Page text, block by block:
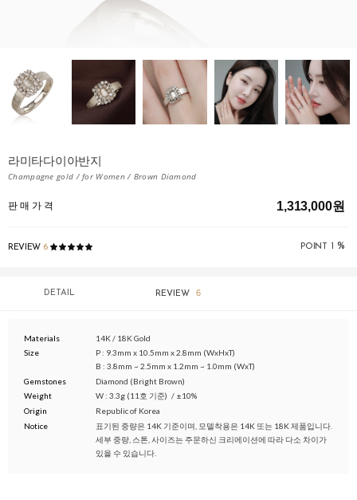
라미타다이아반지
Champagne gold / for Women / Brown Diamond
판 매 가 격 1,313,000원
POINT %
REVIEW 6
DETAIL REVIEW 6
Materials
14K / 18K Gold
Size
P : 9.3mm x 10.5mm x 2.8mm (WxHxT)
B : 3.8mm ~ 2.5mm x 1.2mm ~ 1.0mm (WxT)
Gemstones
Diamond (Bright Brown)
Weight
W : 3.3g (11호 기준) / ±10%
Origin
Republic of Korea
Notice
표기된 중량은 14K 기준이며, 모델착용은 14K 또는 18K 제품입니다.
세부 중량, 스톤, 사이즈는 주문하신 크리에이션에 따라 다소 차이가
있을 수 있습니다.